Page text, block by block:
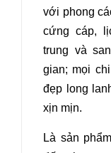
với phong
cứng cáp,
trung và
gian; mọi
đẹp long
xịn mịn.
Là sản